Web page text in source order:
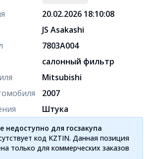
20.02.2026 18:10:08
JS Asakashi
7803A004
салонный фильтр
Mitsubishi
2007
Штука
недоступно для госзакупа
код KZTIN. Данная позиция
только для коммерческих заказов